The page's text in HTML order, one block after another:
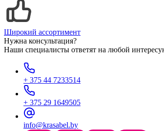
Широкий ассортимент
Нужна консультация?
Наши специалисты ответят на любой
+ 375 44 7233514
+ 375 29 1649505
info@krasabel.by